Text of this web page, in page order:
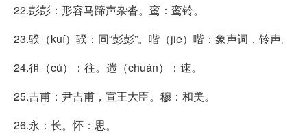
22.彭彭：形容马蹄声杂沓。鸾：鸾铃。
23.骙（kuí）骙：同“彭彭”。喈（jiē）喈：象声词，铃声。
24.徂（cú）：往。遄（chuán）：速。
25.吉甫：尹吉甫，宣王大臣。穆：和美。
26.永：长。怀：思。